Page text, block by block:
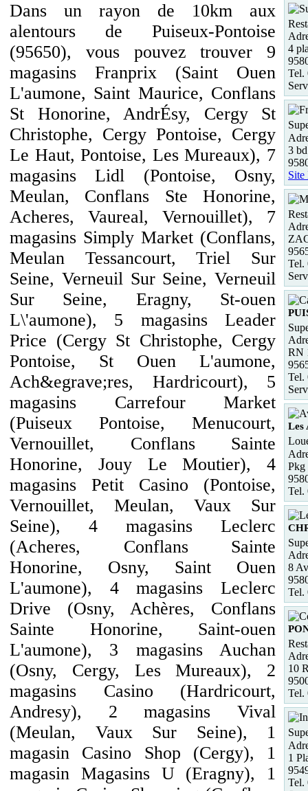
Dans un rayon de 10km aux
alentours de Puiseux-Pontoise
(95650), vous pouvez trouver 9
magasins Franprix (Saint Ouen
L'aumone, Saint Maurice, Conflans
St Honorine, AndrÉsy, Cergy St
Christophe, Cergy Pontoise, Cergy
Le Haut, Pontoise, Les Mureaux), 7
magasins Lidl (Pontoise, Osny,
Meulan, Conflans Ste Honorine,
Acheres, Vaureal, Vernouillet), 7
magasins Simply Market (Conflans,
Meulan Tessancourt, Triel Sur
Seine, Verneuil Sur Seine, Verneuil
Sur Seine, Eragny, St-ouen
L\'aumone), 5 magasins Leader
Price (Cergy St Christophe, Cergy
Pontoise, St Ouen L'aumone,
Ach&egrave;res, Hardricourt), 5
magasins Carrefour Market
(Puiseux Pontoise, Menucourt,
Vernouillet, Conflans Sainte
Honorine, Jouy Le Moutier), 4
magasins Petit Casino (Pontoise,
Vernouillet, Meulan, Vaux Sur
Seine), 4 magasins Leclerc
(Acheres, Conflans Sainte
Honorine, Osny, Saint Ouen
L'aumone), 4 magasins Leclerc
Drive (Osny, Achères, Conflans
Sainte Honorine, Saint-ouen
L'aumone), 3 magasins Auchan
(Osny, Cergy, Les Mureaux), 2
magasins Casino (Hardricourt,
Andresy), 2 magasins Vival
(Meulan, Vaux Sur Seine), 1
magasin Casino Shop (Cergy), 1
magasin Magasins U (Eragny), 1
4
Tel.
3
Site
Tel.
RN
Tel.
Les
Pkg
Tel.
8
Tel.
10
Tel.
1
Tel.